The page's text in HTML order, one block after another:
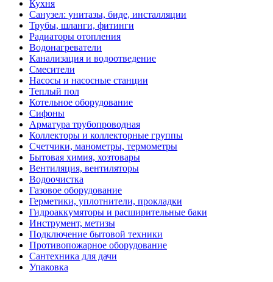
Кухня
Санузел: унитазы, биде, инсталляции
Трубы, шланги, фитинги
Радиаторы отопления
Водонагреватели
Канализация и водоотведение
Смесители
Насосы и насосные станции
Теплый пол
Котельное оборудование
Сифоны
Арматура трубопроводная
Коллекторы и коллекторные группы
Счетчики, манометры, термометры
Бытовая химия, хозтовары
Вентиляция, вентиляторы
Водоочистка
Газовое оборудование
Герметики, уплотнители, прокладки
Гидроаккумяторы и расширительные баки
Инструмент, метизы
Подключение бытовой техники
Противопожарное оборудование
Сантехника для дачи
Упаковка